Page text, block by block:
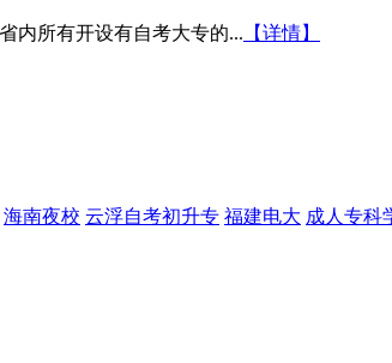
内所有开设有自考大专的... 【详情】
海南夜校 云浮自考初升专 福建电大 成人专科